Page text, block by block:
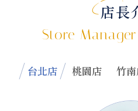
店長
Store
台北店 桃園店 竹